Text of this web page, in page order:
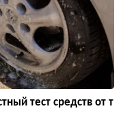
тест средств от т